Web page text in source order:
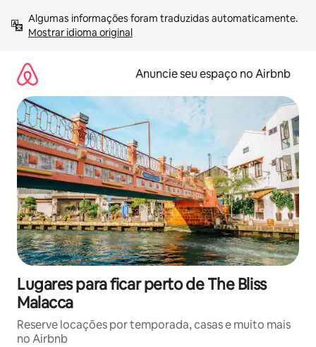
para
Mostrar idioma original
Anuncie seu espaço no Airbnb
Lugares para ficar perto de The Bliss
Malacca
Reserve locações por temporada, casas e muito mais
no Airbnb